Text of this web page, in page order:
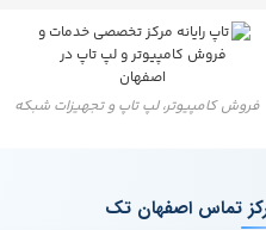
فروش کامپیوتر، لپ تاپ و تجهیزات شبکه
تماس اصفهان تک